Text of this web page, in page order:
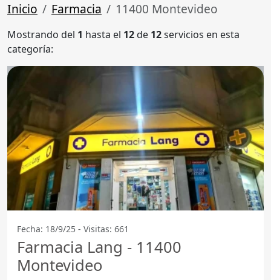
Inicio Farmacia 11400 Montevideo
Mostrando del 1 hasta el 12de 12servicios en esta
categoría:
Fecha: 18/9/25 - Visitas: 661
Farmacia Lang - 11400
Montevideo